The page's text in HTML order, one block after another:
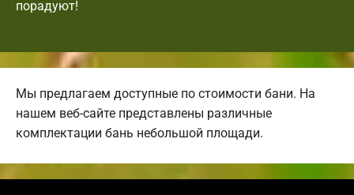
порадуют!
Мы предлагаем доступные по стоимости бани. На
нашем веб-сайте представлены различные
комплектации бань небольшой площади.